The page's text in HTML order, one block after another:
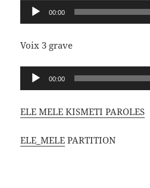
Lecteur
audio
00:00
Voix 3 grave
Lecteur
audio
00:00
ELE MELE KISMETI PAROLES
ELE_MELE PARTITION